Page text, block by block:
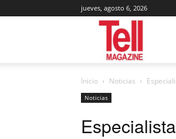
jueves, agosto 6, 2026
Inicio Noticias
Noticias